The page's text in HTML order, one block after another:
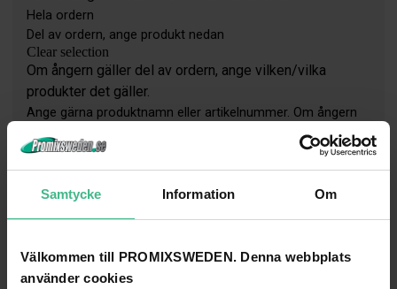
Samtycke Information Om
Välkommen till PROMIXSWEDEN. Denna webbplats
använder cookies